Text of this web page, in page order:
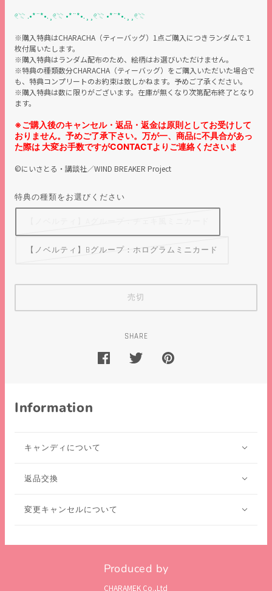
𓏲𓇢 .•*¨*•.¸𓏲𓇢 •*¨*•.¸¸𓏲𓇢 •*¨*•.¸¸𓏲𓇢
※購入特典はCHARACHA（ティーバッグ）1点ご購入につきランダムで１
枚付属いたします。
※購入特典はランダム配布のため、絵柄はお選びいただけません。
※特典の種類数分CHARACHA（ティーバッグ）をご購入いただいた場合で
も、特典コンプリートのお約束は致しかねます。予めご了承ください。
※購入特典は数に限りがございます。在庫が無くなり次第配布終了となり
ます。
※ご購入後のキャンセル・返品・返金は原則としてお受けして
おりません。予めご了承下さい。万が一、商品に不具合があっ
た際は 大変お手数ですがCONTACTよりご連絡くださいま
©にいさとる・講談社／WIND BREAKER Project
特典の種類をお選びください
【ノベルティ】Bグループ：ホログラムミニカード
売切
SHARE
Information
キャンディについて
返品交換
変更キャンセルについて
Produced by
CHARAMEK Co.,Ltd